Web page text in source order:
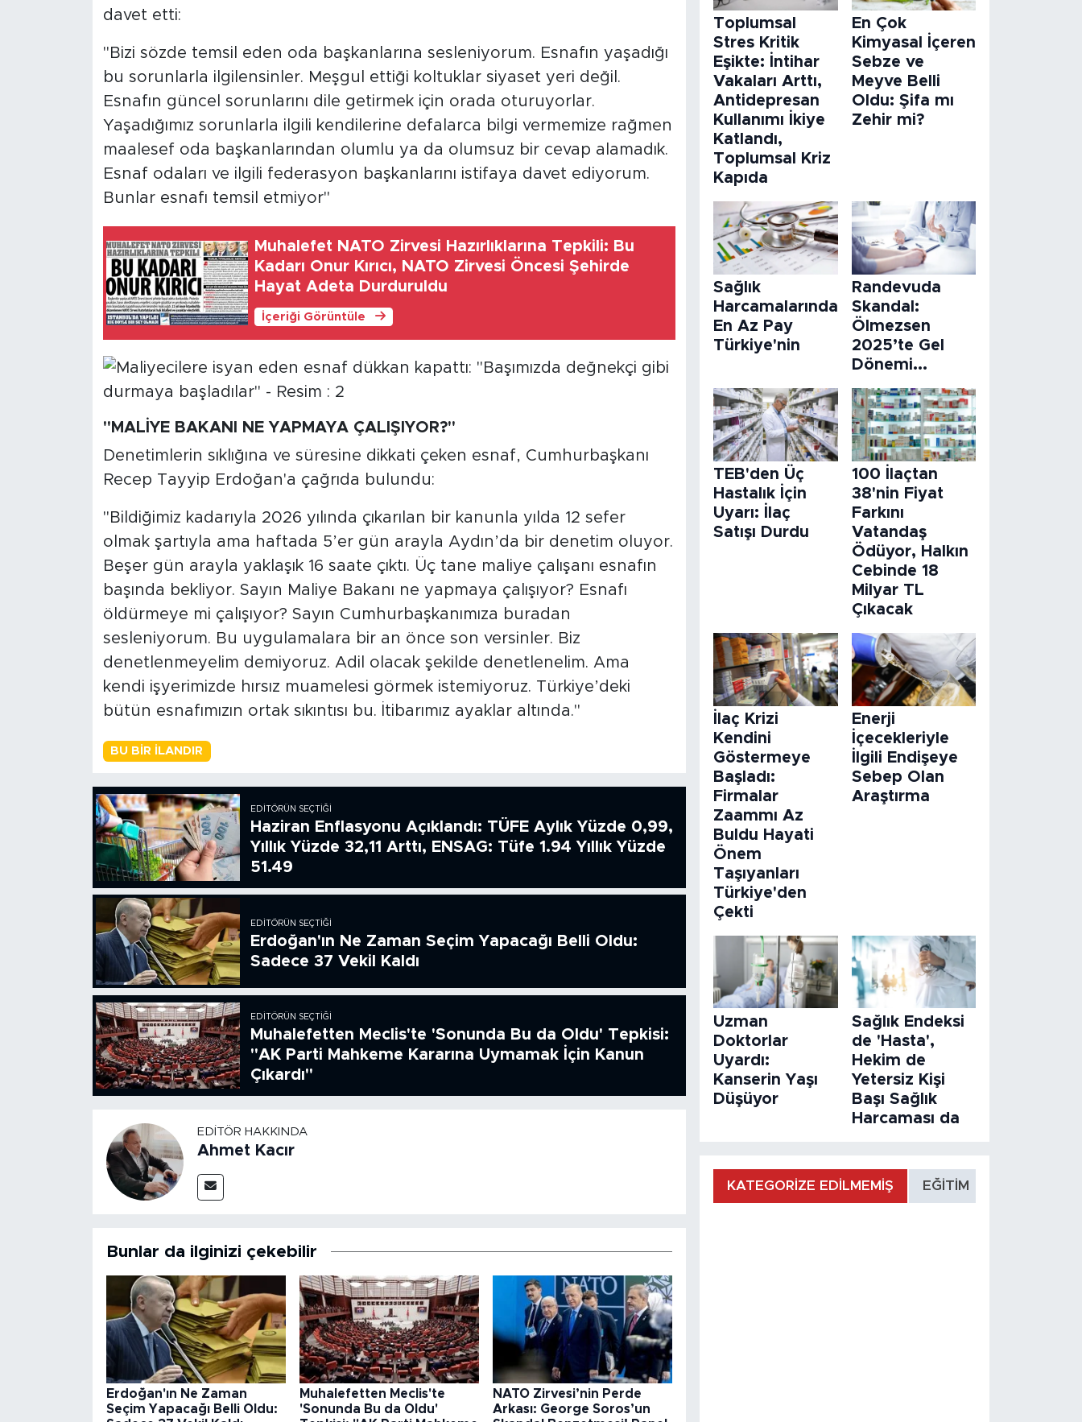
davet etti:
​"Bizi sözde temsil eden oda başkanlarına sesleniyorum. Esnafın yaşadığı
bu sorunlarla ilgilensinler. Meşgul ettiği koltuklar siyaset yeri değil.
Esnafın güncel sorunlarını dile getirmek için orada oturuyorlar.
Yaşadığımız sorunlarla ilgili kendilerine defalarca bilgi vermemize rağmen
maalesef oda başkanlarından olumlu ya da olumsuz bir cevap alamadık.
Esnaf odaları ve ilgili federasyon başkanlarını istifaya davet ediyorum.
Bunlar esnafı temsil etmiyor"
Muhalefet NATO Zirvesi Hazırlıklarına Tepkili: Bu
Kadarı Onur Kırıcı, NATO Zirvesi Öncesi Şehirde
Hayat Adeta Durduruldu
İçeriği Görüntüle
"MALİYE BAKANI NE YAPMAYA ÇALIŞIYOR?"
​Denetimlerin sıklığına ve süresine dikkati çeken esnaf, Cumhurbaşkanı
Recep Tayyip Erdoğan'a çağrıda bulundu:
"Bildiğimiz kadarıyla 2026 yılında çıkarılan bir kanunla yılda 12 sefer
olmak şartıyla ama haftada 5’er gün arayla Aydın’da bir denetim oluyor.
Beşer gün arayla yaklaşık 16 saate çıktı. Üç tane maliye çalışanı esnafın
başında bekliyor. Sayın Maliye Bakanı ne yapmaya çalışıyor? Esnafı
öldürmeye mi çalışıyor? Sayın Cumhurbaşkanımıza buradan
sesleniyorum. Bu uygulamalara bir an önce son versinler. Biz
denetlenmeyelim demiyoruz. Adil olacak şekilde denetlenelim. Ama
kendi işyerimizde hırsız muamelesi görmek istemiyoruz. Türkiye’deki
bütün esnafımızın ortak sıkıntısı bu. İtibarımız ayaklar altında."
BU BIR İLANDIR
EDITÖRÜN SEÇTIĞI
Haziran Enflasyonu Açıklandı: TÜFE Aylık Yüzde 0,99,
Yıllık Yüzde 32,11 Arttı, ENSAG: Tüfe 1.94 Yıllık Yüzde
51.49
EDITÖRÜN SEÇTIĞI
Erdoğan'ın Ne Zaman Seçim Yapacağı Belli Oldu:
Sadece 37 Vekil Kaldı
EDITÖRÜN SEÇTIĞI
Muhalefetten Meclis'te 'Sonunda Bu da Oldu' Tepkisi:
"AK Parti Mahkeme Kararına Uymamak İçin Kanun
Çıkardı"
EDITÖR HAKKINDA
Ahmet Kacır
Bunlar da ilginizi çekebilir
Erdoğan'ın Ne Zaman
Seçim Yapacağı Belli Oldu:
Muhalefetten Meclis'te
'Sonunda Bu da Oldu'
NATO Zirvesi’nin Perde
Arkası: George Soros’un
Toplumsal
Stres Kritik
Eşikte: İntihar
Vakaları Arttı,
Antidepresan
Kullanımı İkiye
Katlandı,
Toplumsal Kriz
Kapıda
En Çok
Kimyasal İçeren
Sebze ve
Meyve Belli
Oldu: Şifa mı
Zehir mi?
Sağlık
Harcamalarında
En Az Pay
Türkiye'nin
Randevuda
Skandal:
Ölmezsen
2025’te Gel
Dönemi...
TEB'den Üç
Hastalık İçin
Uyarı: İlaç
Satışı Durdu
100 İlaçtan
38'nin Fiyat
Farkını
Vatandaş
Ödüyor, Halkın
Cebinde 18
Milyar TL
Çıkacak
İlaç Krizi
Kendini
Göstermeye
Başladı:
Firmalar
Zaammı Az
Buldu Hayati
Önem
Taşıyanları
Türkiye'den
Çekti
Enerji
İçecekleriyle
İlgili Endişeye
Sebep Olan
Araştırma
Uzman
Doktorlar
Uyardı:
Kanserin Yaşı
Düşüyor
Sağlık Endeksi
de 'Hasta',
Hekim de
Yetersiz Kişi
Başı Sağlık
Harcaması da
KATEGORİZE EDİLMEMİŞ EĞİTİM